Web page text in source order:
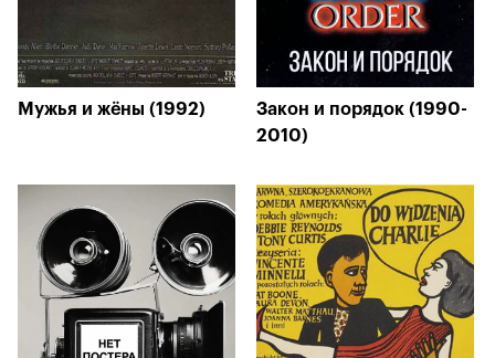
Мужья и жёны (1992)
Закон и порядок (1990-
2010)